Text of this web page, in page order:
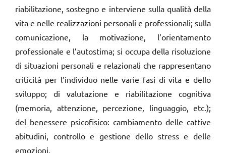
riabilitazione, sostegno e interviene sulla qualità della
vita e nelle realizzazioni personali e professionali; sulla
comunicazione, la motivazione, l’orientamento
professionale e l’autostima; si occupa della risoluzione
di situazioni personali e relazionali che rappresentano
criticità per l’individuo nelle varie fasi di vita e dello
sviluppo; di valutazione e riabilitazione cognitiva
(memoria, attenzione, percezione, linguaggio, etc.);
del benessere psicofisico: cambiamento delle cattive
abitudini, controllo e gestione dello stress e delle
emozioni.